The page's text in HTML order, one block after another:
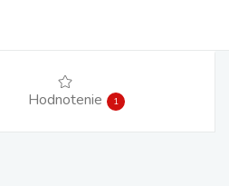
Hodnotenie 1